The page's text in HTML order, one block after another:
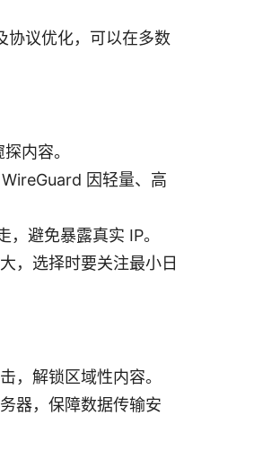
协议优化，可以在多数
内容。
因轻量、高
避免暴露真实 IP。
，选择时要关注最小日
，解锁区域性内容。
器，保障数据传输安